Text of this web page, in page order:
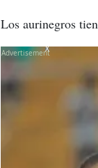
Los aurinegros
X